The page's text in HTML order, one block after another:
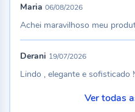
Maria 06/08/2026
Achei maravilhoso meu
Derani 19/07/2026
Lindo , elegante e sofisticado
Ver todas